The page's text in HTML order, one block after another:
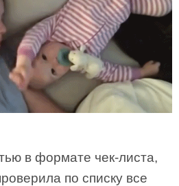
в формате чек-листа,
по списку все